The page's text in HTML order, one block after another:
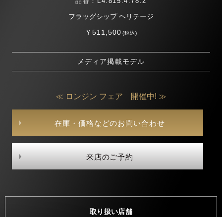
フラッグシップ ヘリテージ
￥511,500(税込)
メディア掲載モデル
≪ ロンジン フェア 開催中! ≫
在庫・価格などのお問い合わせ
来店のご予約
取り扱い店舗